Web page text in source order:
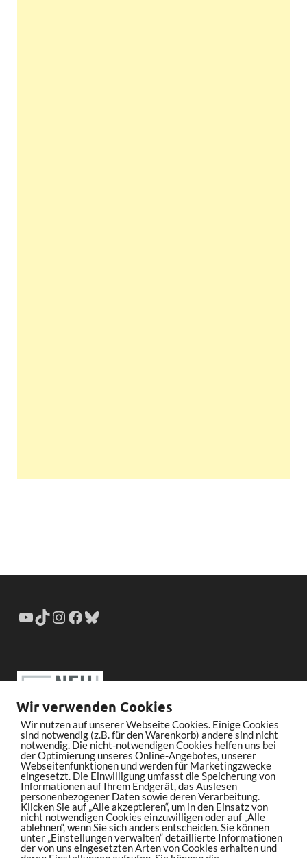
Wir verwenden Cookies
Wir nutzen auf unserer Webseite Cookies. Einige Cookies
sind notwendig (z.B. für den Warenkorb) andere sind nicht
notwendig. Die nicht-notwendigen Cookies helfen uns bei
der Optimierung unseres Online-Angebotes, unserer
Webseitenfunktionen und werden für Marketingzwecke
eingesetzt. Die Einwilligung umfasst die Speicherung von
Informationen auf Ihrem Endgerät, das Auslesen
personenbezogener Daten sowie deren Verarbeitung.
Klicken Sie auf „Alle akzeptieren“, um in den Einsatz von
nicht notwendigen Cookies einzuwilligen oder auf „Alle
ablehnen“, wenn Sie sich anders entscheiden. Sie können
unter „Einstellungen verwalten“ detaillierte Informationen
der von uns eingesetzten Arten von Cookies erhalten und